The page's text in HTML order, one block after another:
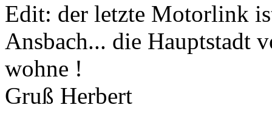
Edit: der letzte Motorlink
Ansbach... die Hauptstadt
wohne !
Gruß Herbert